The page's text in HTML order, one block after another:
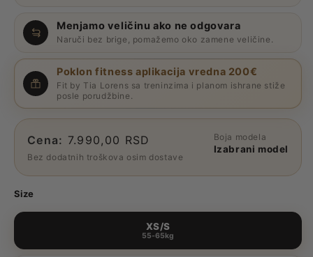
Menjamo veličinu ako ne odgovara
Naruči bez brige, pomažemo oko zamene veličine.
Poklon fitness aplikacija vredna 200€
Fit by Tia Lorens sa treninzima i planom ishrane stiže
posle porudžbine.
Cena
Cena: 7.990,00 RSD
Bez dodatnih troškova osim dostave
Boja modela
Izabrani model
Size
XS/S
55-65kg